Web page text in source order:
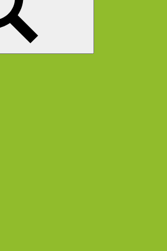
Suchen